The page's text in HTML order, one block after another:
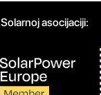
asocijaciji: